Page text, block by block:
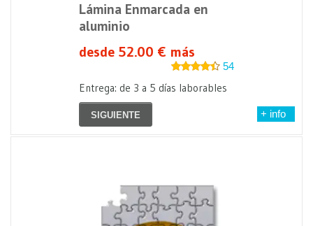
Lámina Enmarcada en
aluminio
desde 52.00 € más
54
Entrega: de 3 a 5 días laborables
SIGUIENTE + info